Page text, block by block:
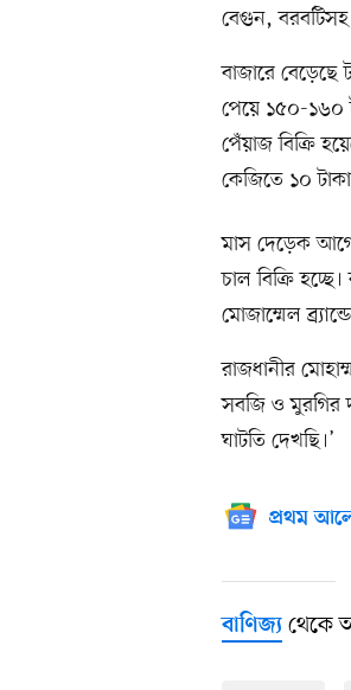
বেগুন, বরবটিসহ
বাজারে
পেয়ে ১৫০-১৬০
পেঁয়াজ বিক্রি
কেজিতে ১০
মাস দেড়েক আগে
চাল বিক্রি
মোজাম্মেল
রাজধানীর
সবজি ও মুরগির
ঘাটতি দেখছি।’
প্রথম
বাণিজ্য থেকে